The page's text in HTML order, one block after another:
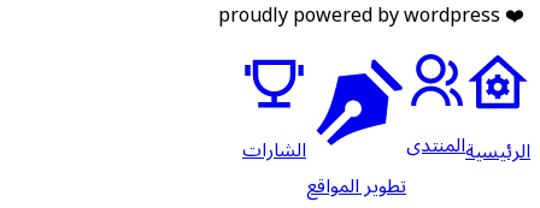
تطوير المواقع
الشارات